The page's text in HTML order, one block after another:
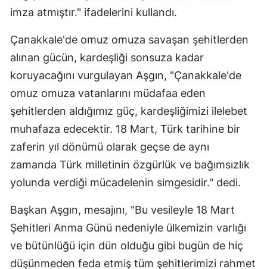
İzmir
Kars
Kastamonu
Kayseri
Kırklareli
Kırşehir
Kocaeli
Konya
Kütahya
Malatya
imza atmıştır." ifadelerini kullandı.
Çanakkale'de omuz omuza savaşan şehitlerden
alınan gücün, kardeşliği sonsuza kadar
koruyacağını vurgulayan Aşgın, "Çanakkale'de
omuz omuza vatanlarını müdafaa eden
şehitlerden aldığımız güç, kardeşliğimizi ilelebet
muhafaza edecektir. 18 Mart, Türk tarihine bir
zaferin yıl dönümü olarak geçse de aynı
zamanda Türk milletinin özgürlük ve bağımsızlık
yolunda verdiği mücadelenin simgesidir." dedi.
Başkan Aşgın, mesajını, "Bu vesileyle 18 Mart
Şehitleri Anma Günü nedeniyle ülkemizin varlığı
ve bütünlüğü için dün olduğu gibi bugün de hiç
düşünmeden feda etmiş tüm şehitlerimizi rahmet